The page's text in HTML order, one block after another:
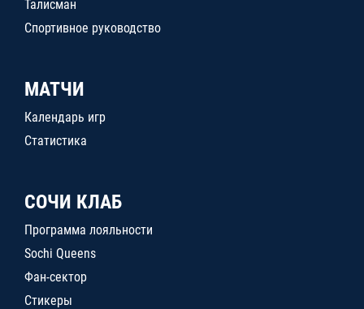
Талисман
Спортивное руководство
МАТЧИ
Календарь игр
Статистика
СОЧИ КЛАБ
Программа лояльности
Sochi Queens
Фан-сектор
Стикеры